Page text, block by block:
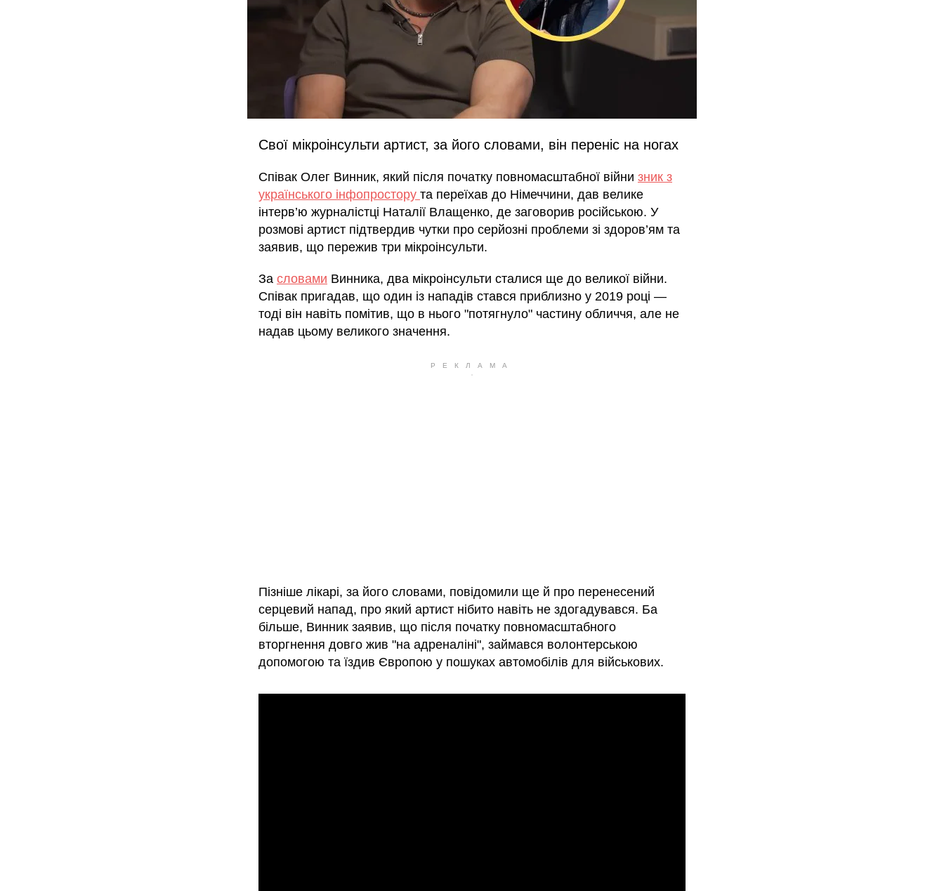
Свої мікроінсульти артист, за його словами, він переніс на ногах
Співак Олег Винник, який після початку повномасштабної війни зник з
українського інфопростору та переїхав до Німеччини, дав велике
інтерв’ю журналістці Наталії Влащенко, де заговорив російською. У
розмові артист підтвердив чутки про серйозні проблеми зі здоров’ям та
заявив, що пережив три мікроінсульти.
За словами Винника, два мікроінсульти сталися ще до великої війни.
Співак пригадав, що один із нападів стався приблизно у 2019 році —
тоді він навіть помітив, що в нього "потягнуло" частину обличчя, але не
надав цьому великого значення.
Пізніше лікарі, за його словами, повідомили ще й про перенесений
серцевий напад, про який артист нібито навіть не здогадувався. Ба
більше, Винник заявив, що після початку повномасштабного
вторгнення довго жив "на адреналіні", займався волонтерською
допомогою та їздив Європою у пошуках автомобілів для військових.